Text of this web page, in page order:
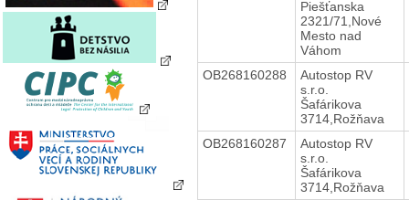
Piešťanska
2321/71,Nové
Mesto nad
Váhom
OB268160288
Autostop RV
s.r.o.
Šafárikova
3714,Rožňava
OB268160287
Autostop RV
s.r.o.
Šafárikova
3714,Rožňava